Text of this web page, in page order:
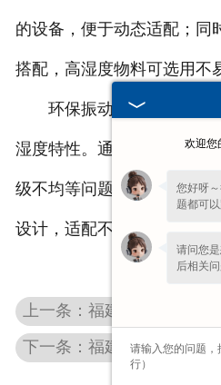
的设备，便于动态适配；同
搭配，高湿度物料可选用不
环保振动筛选型的关键，
湿度特性。通过上述适配参
级不均等问题，太行环保振
设计，适配不同湿度固废的
欢迎您
您好呀
题都可以
请问您
后相关